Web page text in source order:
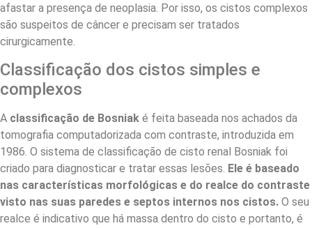
afastar a presença de neoplasia. Por isso, os cistos complexos
são suspeitos de câncer e precisam ser tratados
cirurgicamente.
Classificação dos cistos simples e
complexos
A classificação de Bosniak é feita baseada nos achados da
tomografia computadorizada com contraste, introduzida em
1986. O sistema de classificação de cisto renal Bosniak foi
criado para diagnosticar e tratar essas lesões. Ele é baseado
nas características morfológicas e do realce do contraste
visto nas suas paredes e septos internos nos cistos. O seu
realce é indicativo que há massa dentro do cisto e portanto, é